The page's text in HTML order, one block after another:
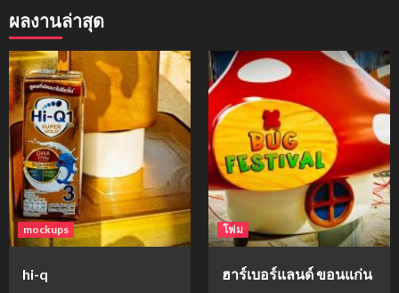
ผลงานล่าสุด
mockups
hi-q
โฟม
ฮาร์เบอร์แลนด์ ขอนแก่น